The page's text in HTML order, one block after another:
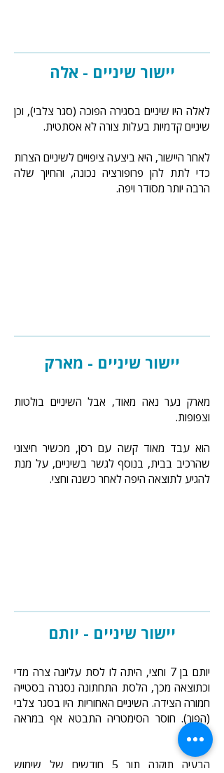
יישור שיניים - אלה
לאלה היו שיניים בסגירה הפוכה (סגר צלבי), וכן
שיניים קדמיות בעלות צורה לא אסתטית.
לאחר היישור, היא ביצעה ציפויים לשיניים הצרות
כדי לתת להן פרופורציה נכונה, והחיוך שלה
הרבה יותר מסודר ויפה.
יישור שיניים - מארק
מארק נער נאה מאוד, אבל השיניים בולטות
וצפופות.
הוא עבד מאוד קשה עם רסן, מכשיר חיצוני
שהרכיב בבית, בנוסף לגשר בשיניים, על מנת
להגיע לתוצאה היפה לאחר כשנה וחצי.
יישור שיניים - יותם
יותם בן 7 וחצי, היתה לו לסת עליונה צרה מדי
וכתוצאה מכך, הלסת התחתונה נסגרה בסטייה
חמורה הצידה. השיניים האחוריות היו בסגר צלבי
(הפוך). חוסר הסימטריה התבטא אף במראה
הפנים.
הבעיה תוקנה תוך 5 חודשים של שימוש